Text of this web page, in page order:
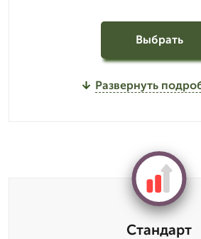
Выбрать
Развернуть
Стандарт